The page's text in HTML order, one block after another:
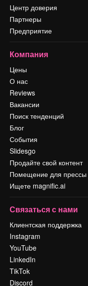
Центр доверия
Партнеры
Предприятие
Компания
Цены
О нас
Reviews
Вакансии
Поиск тенденций
Блог
События
Slidesgo
Продайте свой контент
Помещение для прессы
Ищете magnific.ai
Связаться с нами
Клиентская поддержка
Instagram
YouTube
LinkedIn
TikTok
Discord